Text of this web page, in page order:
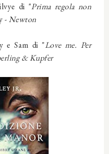
di "Prima regola non
- Newton
e Sam di "Love me. Per
& Kupfer